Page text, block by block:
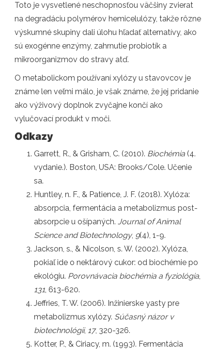
Toto je vysvetlené neschopnosťou väčšiny zvierat
na degradáciu polymérov hemicelulózy, takže rôzne
výskumné skupiny dali úlohu hľadať alternatívy, ako
sú exogénne enzýmy, zahrnutie probiotík a
mikroorganizmov do stravy atď.
O metabolickom používaní xylózy u stavovcov je
známe len veľmi málo, je však známe, že jej pridanie
ako výživový doplnok zvyčajne končí ako
vylučovací produkt v moči.
Odkazy
Garrett, R., & Grisham, C. (2010). Biochémia (4.
vydanie.). Boston, USA: Brooks/Cole. Učenie
sa.
Huntley, n. F., & Patience, J. F. (2018). Xylóza:
absorpcia, fermentácia a metabolizmus post-
absorpcie u ošípaných. Journal of Animal
Science and Biotechnology, 9(4), 1-9.
Jackson, s., & Nicolson, s. W. (2002). Xylóza,
pokiaľ ide o nektárový cukor: od biochémie po
ekológiu. Porovnávacia biochémia a fyziológia,
131, 613-620.
Jeffries, T. W. (2006). Inžinierske yasty pre
metabolizmus xylózy. Súčasný názor v
biotechnológii, 17, 320-326.
Kotter, P., & Ciriacy, m. (1993). Fermentácia